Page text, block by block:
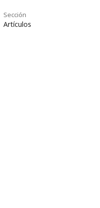
Sección
Artículos